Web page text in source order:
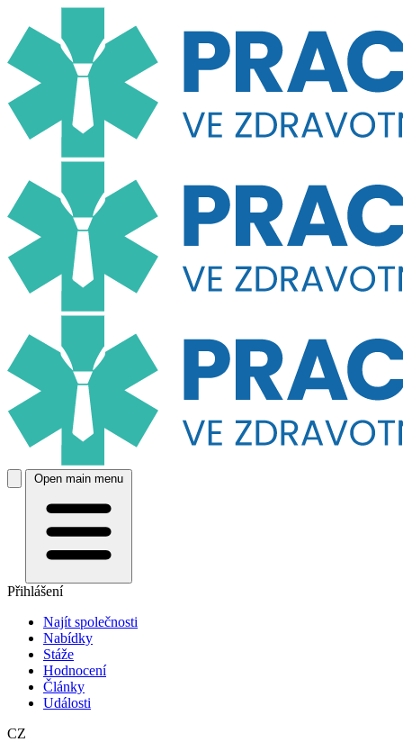
Open main menu
Přihlášení
Najít společnosti
Nabídky
Stáže
Hodnocení
Články
Události
CZ